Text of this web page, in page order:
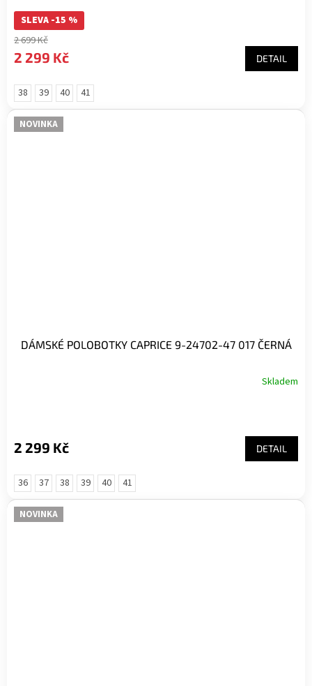
SLEVA -15 %
2 699 Kč
2 299 Kč DETAIL
38 39 40 41
NOVINKA
DÁMSKÉ POLOBOTKY CAPRICE 9-24702-47 017 ČERNÁ
Skladem
2 299 Kč DETAIL
36 37 38 39 40 41
NOVINKA